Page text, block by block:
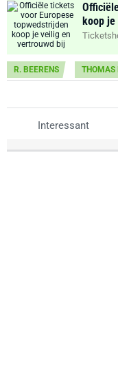
koop je
R. BEERENS THOMAS
Interessant